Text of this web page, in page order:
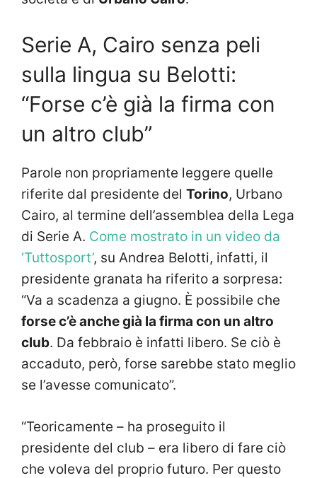
Serie A, Cairo senza peli
sulla lingua su Belotti:
“Forse c’è già la firma con
un altro club”
Parole non propriamente leggere quelle
riferite dal presidente del Torino, Urbano
Cairo, al termine dell’assemblea della Lega
di Serie A. Come mostrato in un video da
‘Tuttosport’, su Andrea Belotti, infatti, il
presidente granata ha riferito a sorpresa:
“Va a scadenza a giugno. È possibile che
forse c’è anche già la firma con un altro
club. Da febbraio è infatti libero. Se ciò è
accaduto, però, forse sarebbe stato meglio
se l’avesse comunicato”.
“Teoricamente – ha proseguito il
presidente del club – era libero di fare ciò
che voleva del proprio futuro. Per questo